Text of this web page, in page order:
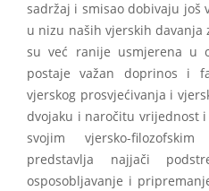
sadržaj i smisao dobivaju još
u nizu naših vjerskih davanja
su već ranije usmjerena u
postaje važan doprinos i
vjerskog prosvjećivanja i
dvojaku i naročitu vrijednost
svojim vjersko-
predstavlja najjači
osposobljavanje i